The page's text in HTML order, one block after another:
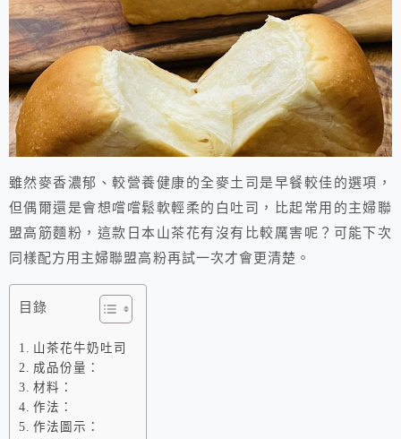
雖然麥香濃郁、較營養健康的全麥土司是早餐較佳的選項，
但偶爾還是會想嚐嚐鬆軟輕柔的白吐司，比起常用的主婦聯
盟高筋麵粉，這款日本山茶花有沒有比較厲害呢？可能下次
同樣配方用主婦聯盟高粉再試一次才會更清楚。
目錄
山茶花牛奶吐司
成品份量：
材料：
作法：
作法圖示：